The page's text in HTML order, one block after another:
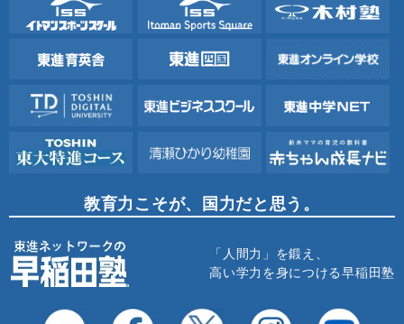
教育力こそが、国力だと思う。
「人間力」を鍛え、
高い学力を身につける早稲田塾